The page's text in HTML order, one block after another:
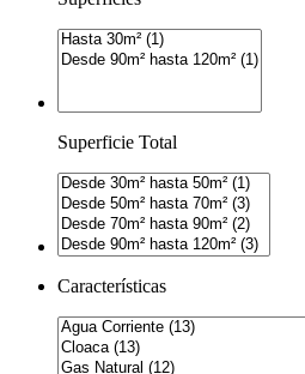
Superficie Total
Características